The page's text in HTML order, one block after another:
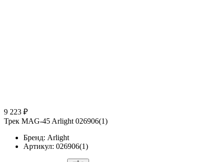
9 223 ₽
Трек MAG-45 Arlight 026906(1)
Бренд: Arlight
Артикул: 026906(1)